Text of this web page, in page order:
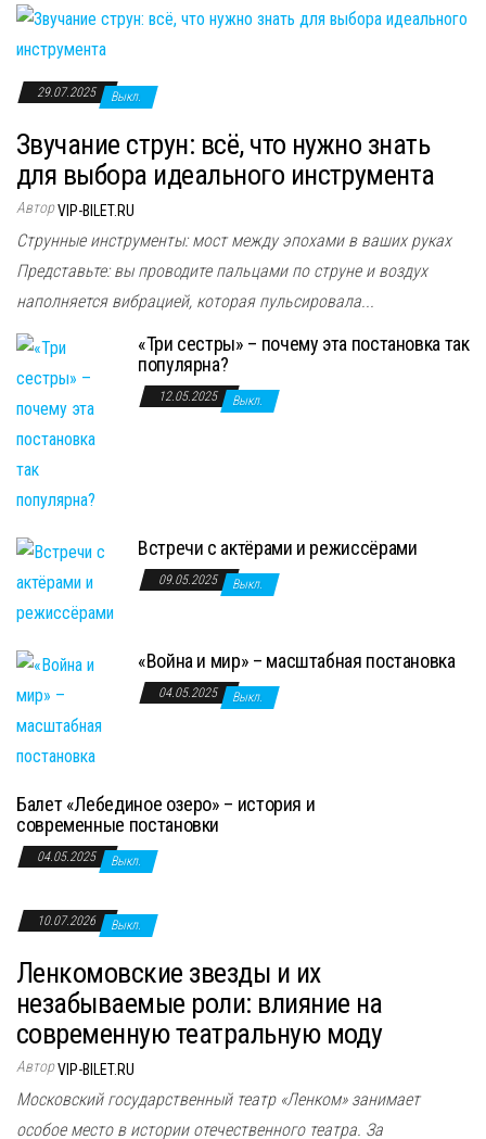
29.07.2025 Выкл.
Звучание струн: всё, что нужно знать
для выбора идеального инструмента
АвторVIP-BILET.RU
Струнные инструменты: мост между эпохами в ваших руках
Представьте: вы проводите пальцами по струне и воздух
наполняется вибрацией, которая пульсировала...
«Три сестры» – почему эта постановка так
популярна?
12.05.2025 Выкл.
Встречи с актёрами и режиссёрами
09.05.2025 Выкл.
«Война и мир» – масштабная постановка
04.05.2025 Выкл.
Балет «Лебединое озеро» – история и
современные постановки
04.05.2025 Выкл.
10.07.2026 Выкл.
Ленкомовские звезды и их
незабываемые роли: влияние на
современную театральную моду
АвторVIP-BILET.RU
Московский государственный театр «Ленком» занимает
особое место в истории отечественного театра. За